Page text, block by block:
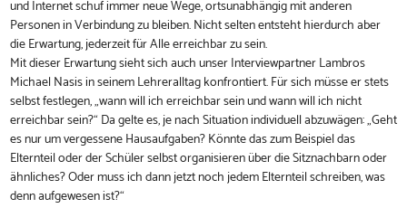
und Internet schuf immer neue Wege, ortsunabhängig mit anderen
Personen in Verbindung zu bleiben. Nicht selten entsteht hierdurch aber
die Erwartung, jederzeit für Alle erreichbar zu sein.
Mit dieser Erwartung sieht sich auch unser Interviewpartner Lambros
Michael Nasis in seinem Lehreralltag konfrontiert. Für sich müsse er stets
selbst festlegen, „wann will ich erreichbar sein und wann will ich nicht
erreichbar sein?“ Da gelte es, je nach Situation individuell abzuwägen: „Geht
es nur um vergessene Hausaufgaben? Könnte das zum Beispiel das
Elternteil oder der Schüler selbst organisieren über die Sitznachbarn oder
ähnliches? Oder muss ich dann jetzt noch jedem Elternteil schreiben, was
denn aufgewesen ist?“